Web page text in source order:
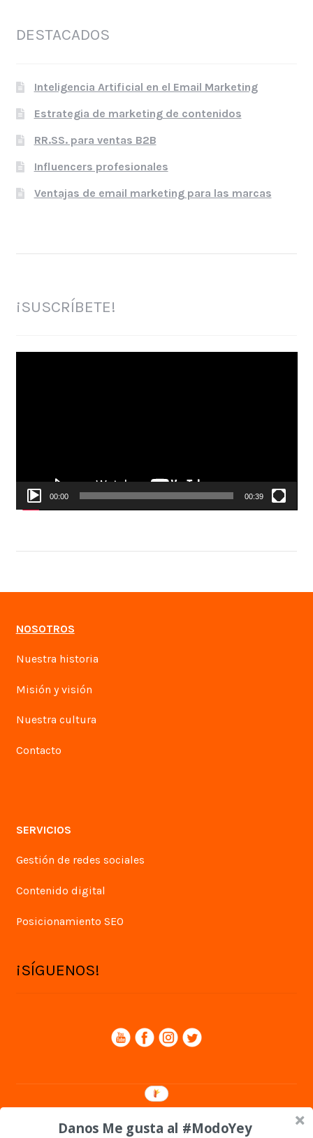
DESTACADOS
Inteligencia Artificial en el Email Marketing
Estrategia de marketing de contenidos
RR.SS. para ventas B2B
Influencers profesionales
Ventajas de email marketing para las marcas
¡SUSCRÍBETE!
00:00 00:39
NOSOTROS
Nuestra historia
Misión y visión
Nuestra cultura
Contacto
SERVICIOS
Gestión de redes sociales
Contenido digital
Posicionamiento SEO
¡SÍGUENOS!
© Yey Digital 2026
Danos Me gusta al #ModoYey